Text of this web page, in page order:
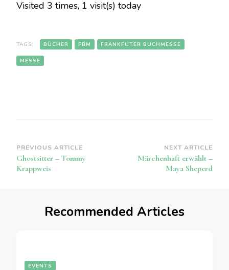
Visited 3 times, 1 visit(s) today
TAGS: BÜCHER FBM FRANKFUTER BUCHMESSE
MESSE
Post
Navigation
PREVIOUS ARTICLE
Ghostsitter – Tommy
Krappweis
NEXT ARTICLE
Märchenhaft erwählt –
Maya Sheperd
Recommended Articles
EVENTS